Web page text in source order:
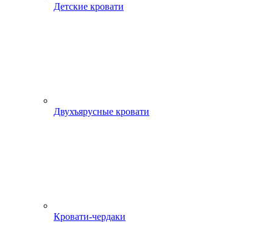
Детские кровати
Двухъярусные кровати
Кровати-чердаки